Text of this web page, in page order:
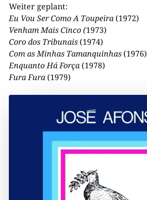
Weiter geplant:
Eu Vou Ser Como A Toupeira(1972)
Venham Mais Cinco (1973)
Coro dos Tribunais(1974)
Com as Minhas Tamanquinhas(1976)
Enquanto Há Força(1978)
Fura Fura(1979)